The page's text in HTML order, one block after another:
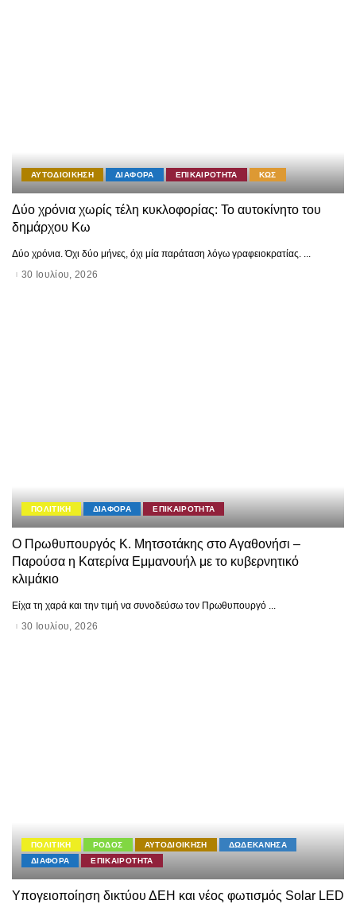
ΑΥΤΟΔΙΟΙΚΗΣΗ ΔΙΑΦΟΡΑ ΕΠΙΚΑΙΡΟΤΗΤΑ ΚΩΣ
Δύο χρόνια χωρίς τέλη κυκλοφορίας: Το αυτοκίνητο του
δημάρχου Κω
Δύο χρόνια. Όχι δύο μήνες, όχι μία παράταση λόγω γραφειοκρατίας.
30 Ιουλίου, 2026
ΠΟΛΙΤΙΚΗ ΔΙΑΦΟΡΑ ΕΠΙΚΑΙΡΟΤΗΤΑ
Ο Πρωθυπουργός Κ. Μητσοτάκης στο Αγαθονήσι –
Παρούσα η Κατερίνα Εμμανουήλ με το κυβερνητικό
κλιμάκιο
Είχα τη χαρά και την τιμή να συνοδεύσω τον Πρωθυπουργό ...
30 Ιουλίου, 2026
ΠΟΛΙΤΙΚΗ ΡΟΔΟΣ ΑΥΤΟΔΙΟΙΚΗΣΗ
ΔΩΔΕΚΑΝΗΣΑ
ΔΙΑΦΟΡΑ
ΕΠΙΚΑΙΡΟΤΗΤΑ
Υπογειοποίηση δικτύου ΔΕΗ και νέος φωτισμός Solar LED